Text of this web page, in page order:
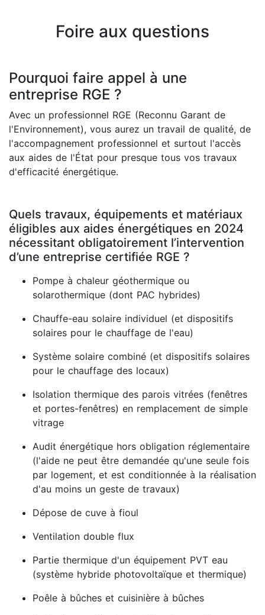
Foire aux questions
Pourquoi faire appel à une
entreprise RGE ?
Avec un professionnel RGE (Reconnu Garant de
l'Environnement), vous aurez un travail de qualité, de
l'accompagnement professionnel et surtout l'accès
aux aides de l'État pour presque tous vos travaux
d'efficacité énergétique.
Quels travaux, équipements et matériaux
éligibles aux aides énergétiques en 2024
nécessitant obligatoirement l’intervention
d’une entreprise certifiée RGE ?
Pompe à chaleur géothermique ou
solarothermique (dont PAC hybrides)
Chauffe-eau solaire individuel (et dispositifs
solaires pour le chauffage de l'eau)
Système solaire combiné (et dispositifs solaires
pour le chauffage des locaux)
Isolation thermique des parois vitrées (fenêtres
et portes-fenêtres) en remplacement de simple
vitrage
Audit énergétique hors obligation réglementaire
(l'aide ne peut être demandée qu'une seule fois
par logement, et est conditionnée à la réalisation
d'au moins un geste de travaux)
Dépose de cuve à fioul
Ventilation double flux
Partie thermique d'un équipement PVT eau
(système hybride photovoltaïque et thermique)
Poêle à bûches et cuisinière à bûches